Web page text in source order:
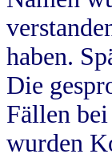
haben.
Die
Fällen
wurden